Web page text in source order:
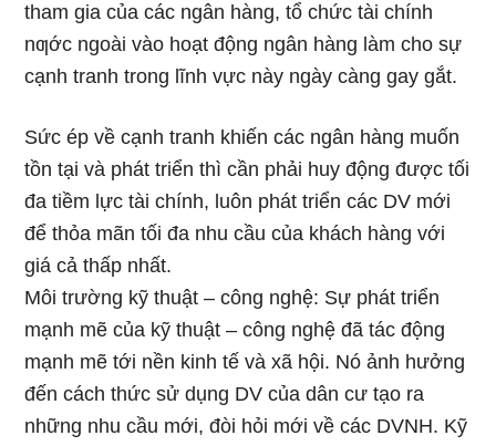
tham gia của các ngân hàng, tổ chức tài chính
nƣớc ngoài vào hoạt động ngân hàng làm cho sự
cạnh tranh trong lĩnh vực này ngày càng gay gắt.
Sức ép về cạnh tranh khiến các ngân hàng muốn
tồn tại và phát triển thì cần phải huy động được tối
đa tiềm lực tài chính, luôn phát triển các DV mới
để thỏa mãn tối đa nhu cầu của khách hàng với
giá cả thấp nhất.
Môi trường kỹ thuật – công nghệ: Sự phát triển
mạnh mẽ của kỹ thuật – công nghệ đã tác động
mạnh mẽ tới nền kinh tế và xã hội. Nó ảnh hưởng
đến cách thức sử dụng DV của dân cư tạo ra
những nhu cầu mới, đòi hỏi mới về các DVNH. Kỹ